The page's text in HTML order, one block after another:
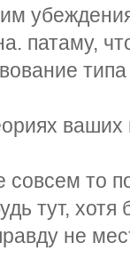
патаму,
совсем то
тут,
не